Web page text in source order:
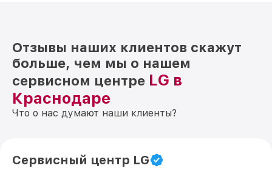
Отзывы наших клиентов скажут
больше, чем мы о нашем
сервисном центре LG в
Краснодаре
Что о нас думают наши клиенты?
Сервисный центр LG